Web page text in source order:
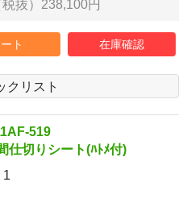
抜）238,100円
ト 在庫確認
クリスト
519
仕切りシート(ﾊﾄﾒ付)
1